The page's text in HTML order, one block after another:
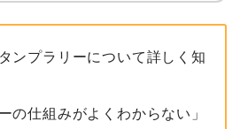
ンプラリーについて詳しく知
の仕組みがよくわからない」